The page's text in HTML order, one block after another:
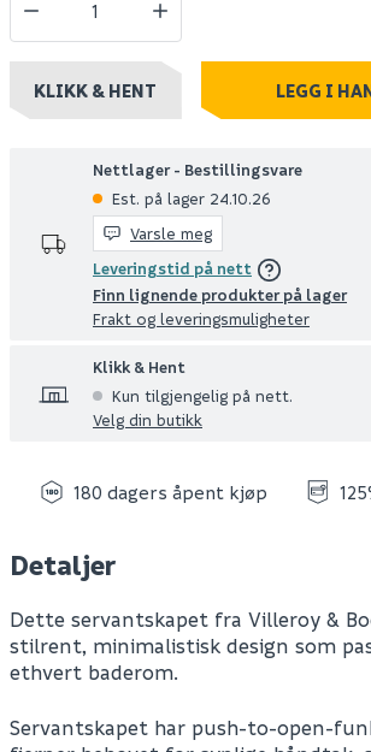
KLIKK & HENT LEGG I
Nettlager - Bestillingsvare
Est. på lager 24.10.26
Varsle meg
Leveringstid på nett
Finn lignende produkter på lager
Frakt og leveringsmuligheter
Klikk & Hent
Kun tilgjengelig på nett.
Velg din butikk
180 dagers åpent kjøp
Detaljer
Dette servantskapet fra Villeroy &
stilrent, minimalistisk design som
ethvert baderom.
Servantskapet har push-to-open-